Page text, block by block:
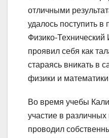
отличными
удалось поступить
Физико-Технический
проявил себя как
стараясь вникать в
физики и
Во время учебы
участие в
проводил